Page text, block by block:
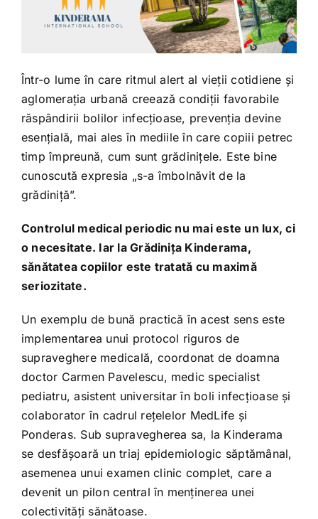
Într-o lume în care ritmul alert al vieții cotidiene și
aglomerația urbană creează condiții favorabile
răspândirii bolilor infecțioase, prevenția devine
esențială, mai ales în mediile în care copiii petrec
timp împreună, cum sunt grădinițele. Este bine
cunoscută expresia „s-a îmbolnăvit de la
grădiniță”.
Controlul medical periodic nu mai este un lux, ci
o necesitate. Iar la Grădinița Kinderama,
sănătatea copiilor este tratată cu maximă
seriozitate.
Un exemplu de bună practică în acest sens este
implementarea unui protocol riguros de
supraveghere medicală, coordonat de doamna
doctor Carmen Pavelescu, medic specialist
pediatru, asistent universitar în boli infecțioase și
colaborator în cadrul rețelelor MedLife și
Ponderas. Sub supravegherea sa, la Kinderama
se desfășoară un triaj epidemiologic săptămânal,
asemenea unui examen clinic complet, care a
devenit un pilon central în menținerea unei
colectivități sănătoase.